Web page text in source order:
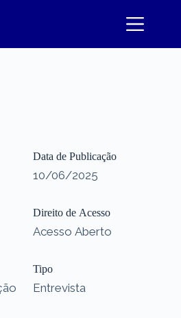
Data de Publicação
10/06/2025
Direito de Acesso
Acesso Aberto
Tipo
Entrevista